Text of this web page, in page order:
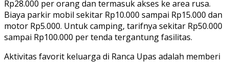
Rp28.000 per orang dan termasuk akses ke area rusa.
Biaya parkir mobil sekitar Rp10.000 sampai Rp15.000 dan
motor Rp5.000. Untuk camping, tarifnya sekitar Rp50.000
sampai Rp100.000 per tenda tergantung fasilitas.
Aktivitas favorit keluarga di Ranca Upas adalah memberi